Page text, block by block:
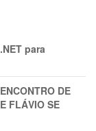
para
DE
FLÁVIO SE